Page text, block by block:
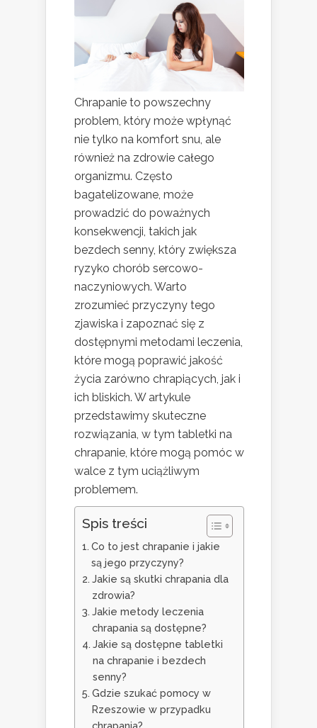
Chrapanie to powszechny
problem, który może wpłynąć
nie tylko na komfort snu, ale
również na zdrowie całego
organizmu. Często
bagatelizowane, może
prowadzić do poważnych
konsekwencji, takich jak
bezdech senny, który zwiększa
ryzyko chorób sercowo-
naczyniowych. Warto
zrozumieć przyczyny tego
zjawiska i zapoznać się z
dostępnymi metodami leczenia,
które mogą poprawić jakość
życia zarówno chrapiących, jak i
ich bliskich. W artykule
przedstawimy skuteczne
rozwiązania, w tym tabletki na
chrapanie, które mogą pomóc w
walce z tym uciążliwym
problemem.
Spis treści
Co to jest chrapanie i jakie
są jego przyczyny?
Jakie są skutki chrapania dla
zdrowia?
Jakie metody leczenia
chrapania są dostępne?
Jakie są dostępne tabletki
na chrapanie i bezdech
senny?
Gdzie szukać pomocy w
Rzeszowie w przypadku
chrapania?